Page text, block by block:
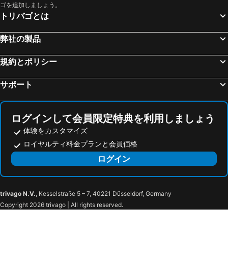
Lillestrøm, アーケシュフース県 宿泊施設 -
フロム, ソグン・オ・フョーラネ県 宿泊施設 -
ガイランゲル, ムーレ・オ・ロムスダール県 宿泊施設 -
ロングイェールビーン, スピッツベルゲン 宿泊施設 -
ゴを追加しましょう。
トリバゴとは
弊社の製品
規約とポリシー
サポート
ログインして会員限定特典を利用しましょう
体験をカスタマイズ
ロイヤルティ料金プランと会員価格
ログイン
trivago N.V., Kesselstraße 5 – 7, 40221 Düsseldorf, Germany
Copyright 2026 trivago | All rights reserved.